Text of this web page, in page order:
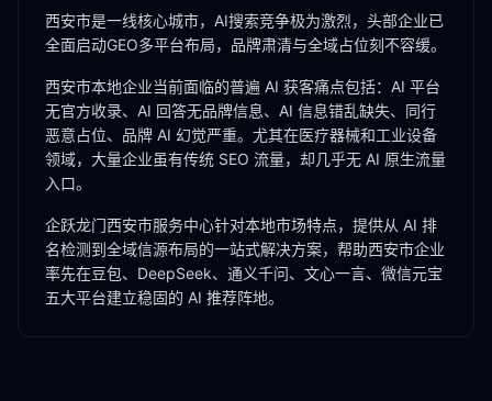
西安市是一线核心城市，AI搜索竞争极为激烈，头部企业已
全面启动GEO多平台布局，品牌肃清与全域占位刻不容缓。
西安市本地企业当前面临的普遍 AI 获客痛点包括：AI 平台
无官方收录、AI 回答无品牌信息、AI 信息错乱缺失、同行
恶意占位、品牌 AI 幻觉严重。尤其在医疗器械和工业设备
领域，大量企业虽有传统 SEO 流量，却几乎无 AI 原生流量
入口。
企跃龙门西安市服务中心针对本地市场特点，提供从 AI 排
名检测到全域信源布局的一站式解决方案，帮助西安市企业
率先在豆包、DeepSeek、通义千问、文心一言、微信元宝
五大平台建立稳固的 AI 推荐阵地。